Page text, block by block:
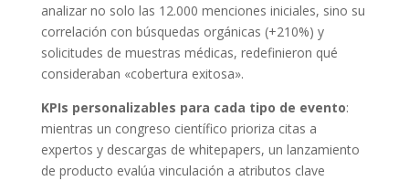
analizar no solo las 12.000 menciones iniciales, sino su
correlación con búsquedas orgánicas (+210%) y
solicitudes de muestras médicas, redefinieron qué
consideraban «cobertura exitosa».
KPIs personalizables para cada tipo de evento:
mientras un congreso científico prioriza citas a
expertos y descargas de whitepapers, un lanzamiento
de producto evalúa vinculación a atributos clave